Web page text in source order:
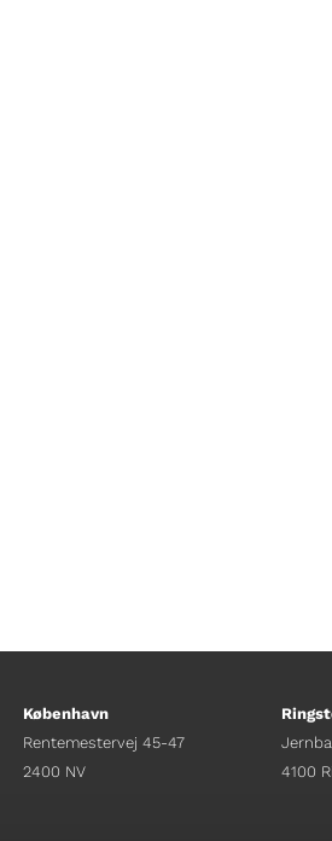
København
Rentemestervej 45-47
2400 NV
4100